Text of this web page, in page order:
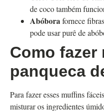
de coco também
Abóborafornece
pode usar purê de
Como
panqueca
Para fazer esses muffins
misturar os ingredientes